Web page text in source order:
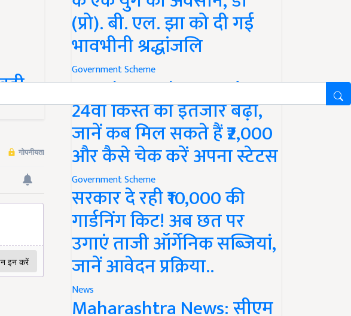
(प्रो). बी. एल. झा को दी गई
भावभीनी श्रद्धांजलि
Government Scheme
PM Kisan Yojana Update:
24वीं किस्त का इंतजार बढ़ा,
जानें कब मिल सकते हैं ₹2,000
और कैसे चेक करें अपना स्टेटस
Government Scheme
सरकार दे रही ₹10,000 की
गार्डनिंग किट! अब छत पर
उगाएं ताजी ऑर्गेनिक सब्जियां,
जानें आवेदन प्रक्रिया..
News
Maharashtra News: सीएम